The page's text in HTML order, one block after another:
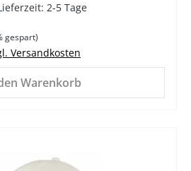
2-5 Tage
gespart)
Versandkosten
Warenkorb